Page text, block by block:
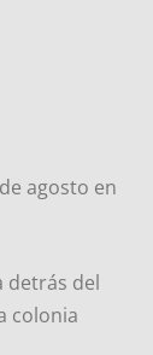
agosto en
detrás del
colonia